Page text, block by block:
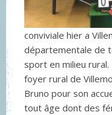
conviviale hier a
départementale de
sport en milieu
foyer rural de
Bruno pour son
tout âge dont des